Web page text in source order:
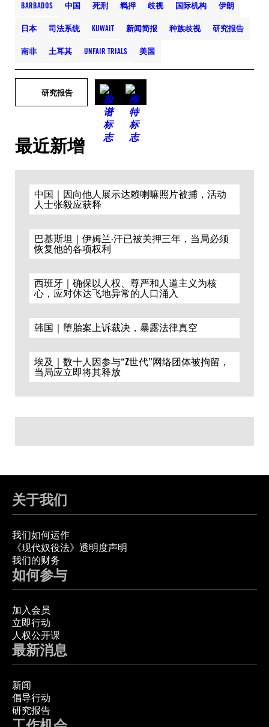
BARBADOS 中国 死刑 羁押 歧视 国际机构 伊朗
日本 司法系统 KUWAIT 新闻简报 种族歧视 研究报告
南非 土耳其 UNFAIR TRIALS 美国
研究报告
最近新增
中国｜因向他人展示达赖喇嘛照片被捕，活动
人士张毅应获释
巴基斯坦｜伊姆兰·汗已被关押三年，当局必须
恢复他的各项权利
西班牙｜确保以人权、尊严和人道主义为核
心，应对休达飞地异常的人口涌入
韩国｜堕胎案上诉裁决，暴露法律真空
埃及｜数十人因参与“Z世代”网络团体被拘留，
当局应立即将其释放
关于我们
我们如何运作
《现代奴役法》透明度声明
我们的财务
如何参与
加入会员
立即行动
人权公开课
最新消息
新闻
倡导行动
研究报告